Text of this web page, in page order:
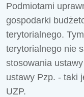
Podmiotami
gospodarki
terytorialnego.
terytorialnego nie
stosowania
ustawy Pzp. - taki
UZP.